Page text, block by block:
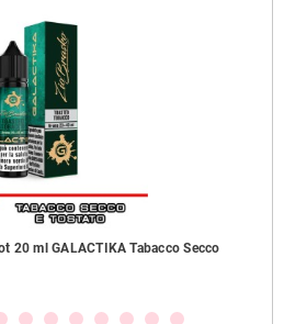
20 ml GALACTIKA Tabacco Secco